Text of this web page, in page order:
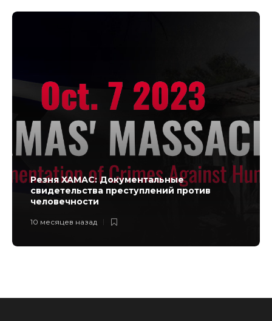
Резня ХАМАС: Документальные
свидетельства преступлений против
человечности
10 месяцев назад